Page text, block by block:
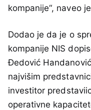
kompanije“, naveo
Dodao je da je o
kompanije NIS
Đedović
najvišim
investitor
operativne